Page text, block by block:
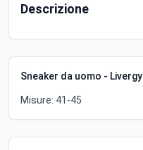
Descrizione
Sneaker da uomo - Livergy
Misure: 41-45